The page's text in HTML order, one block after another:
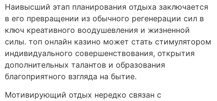
Наивысший этап планирования отдыха заключается
в его превращении из обычного регенерации сил в
ключ креативного воодушевления и жизненной
силы. топ онлайн казино может стать стимулятором
индивидуального совершенствования, открытия
дополнительных талантов и образования
благоприятного взгляда на бытие.
Мотивирующий отдых нередко связан с